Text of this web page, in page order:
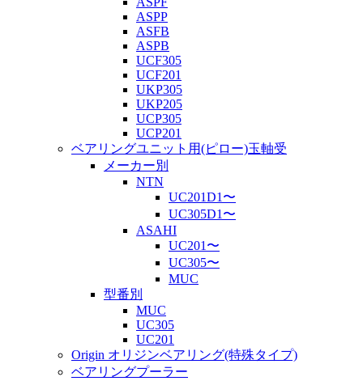
ASPP
ASFB
ASPB
UCF305
UCF201
UKP305
UKP205
UCP305
UCP201
ベアリングユニット用(ピロー)玉軸受
メーカー別
NTN
UC201D1〜
UC305D1〜
ASAHI
UC201〜
UC305〜
MUC
型番別
MUC
UC305
UC201
Origin オリジンベアリング(特殊タイプ)
ベアリングプーラー